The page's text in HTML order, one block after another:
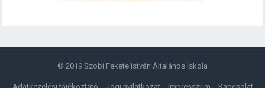
© 2019 Szobi Fekete István Általános Iskola